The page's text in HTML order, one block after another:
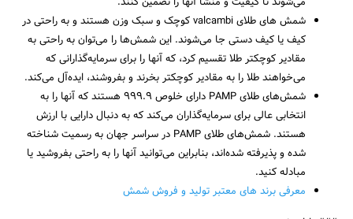
شمش های طلای valcambi کوچک و سبک وزن هستند و به راحتی در
کیف یا کیف دستی جا می‌شوند. این شمش‌ها را می‌توان به راحتی به
مقادیر کوچکتر طلا تقسیم کرد، که آنها را برای سرمایه‌گذارانی که
می‌خواهند طلا را به مقادیر کوچکتر بخرند و بفروشند، ایده‌آل می‌کند.
شمش‌های طلای PAMP دارای خلوص 999.9 هستند که آنها را به
انتخابی عالی برای سرمایه‌گذاران می‌کند که به دنبال دارایی با ارزش
هستند. شمش‌های طلای PAMP در سراسر جهان به رسمیت شناخته
شده و پذیرفته شده‌اند، بنابراین می‌توانید آنها را به راحتی بفروشید یا
مبادله کنید.
معرفی برند های معتبر تولید و فروش شمش